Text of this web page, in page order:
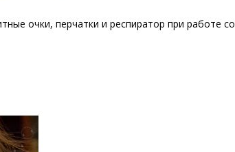
очки, перчатки и респиратор при работе со